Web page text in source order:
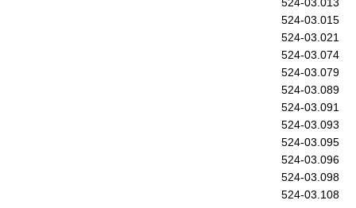
524-03.015
524-03.021
524-03.074
524-03.079
524-03.089
524-03.091
524-03.093
524-03.095
524-03.096
524-03.098
524-03.108